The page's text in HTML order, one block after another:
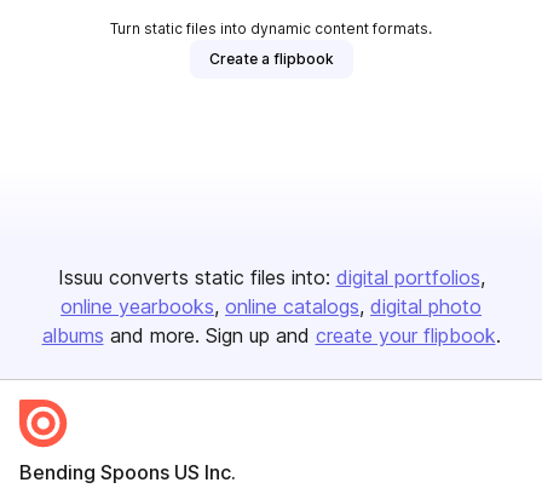
Turn static files into dynamic content formats.
Create a flipbook
Issuu converts static files into: digital portfolios
online yearbooks online catalogs digital photo
albums and more. Sign up and create your flipbook.
Bending Spoons US Inc.